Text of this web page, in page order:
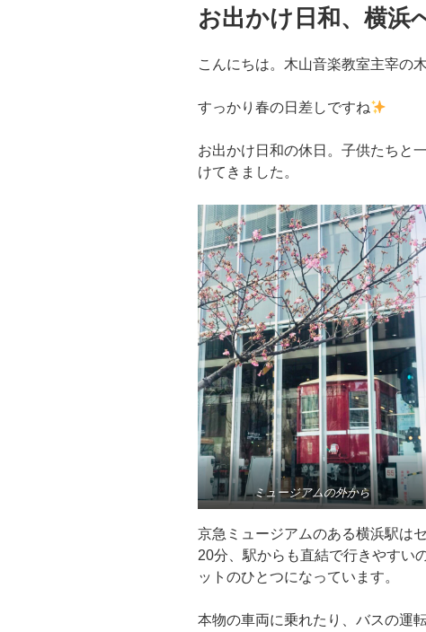
日:
お出かけ日和、横浜
こんにちは。木山音楽教室主宰の
すっかり春の日差しですね
お出かけ日和の休日。子供たちと
けてきました。
ミュージアムの外から
京急ミュージアムのある横浜駅は
20分、駅からも直結で行きやすい
ットのひとつになっています。
本物の車両に乗れたり、バスの運